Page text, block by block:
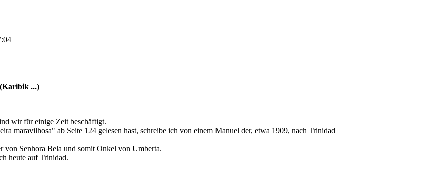
...)
wir für einige Zeit beschäftigt.
maravilhosa" ab Seite 124 gelesen hast, schreibe ich von einem Manuel der, etwa 1909, nach Trinidad
von Senhora Bela und somit Onkel von Umberta.
heute auf Trinidad.